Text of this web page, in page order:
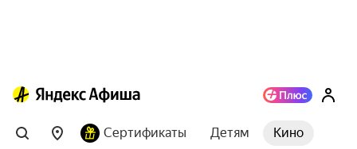
Сертификаты Детям Кино